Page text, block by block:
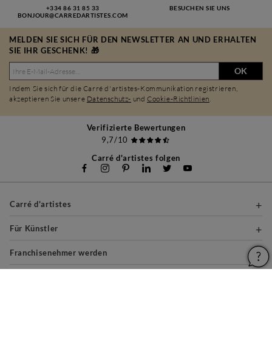
+334 86 31 85 33
BONJOUR@CARREDARTISTES.COM
BESUCHEN SIE UNS
MELDEN SIE SICH FÜR DEN NEWSLETTER AN UND ERHALTEN
SIE IHR GESCHENK! 🎁
OK
Indem Sie sich für die Carré d'artistes-Kommunikation registrieren,
akzeptieren Sie unsere Datenschutz- undCookie-Richtlinien.
Verifizierte Bewertungen
9,7/10
Carré d'artistes folgen
Carré d'artistes
Für Künstler
Franchisenehmer werden